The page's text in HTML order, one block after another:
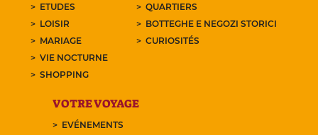
ETUDES
LOISIR
MARIAGE
VIE NOCTURNE
SHOPPING
QUARTIERS
BOTTEGHE E NEGOZI STORICI
CURIOSITÉS
VOTRE VOYAGE
EVÉNEMENTS